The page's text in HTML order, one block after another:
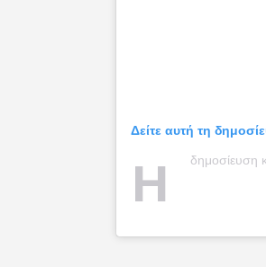
Δείτε αυτή τη
Η δημοσίευση